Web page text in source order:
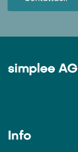
simplee AG
Info